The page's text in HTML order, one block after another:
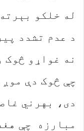
له خلکو
د عدم تشدد
نه غواړو څوک
چې څوک دې
دی، بهرني
مبارزه چې